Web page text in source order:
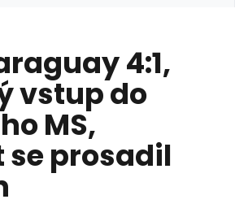
4:1,
vstup do
MS,
prosadil